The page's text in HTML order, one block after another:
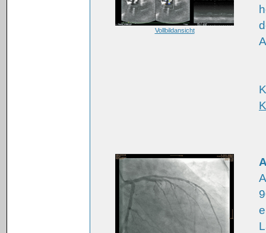
Vollbildansicht